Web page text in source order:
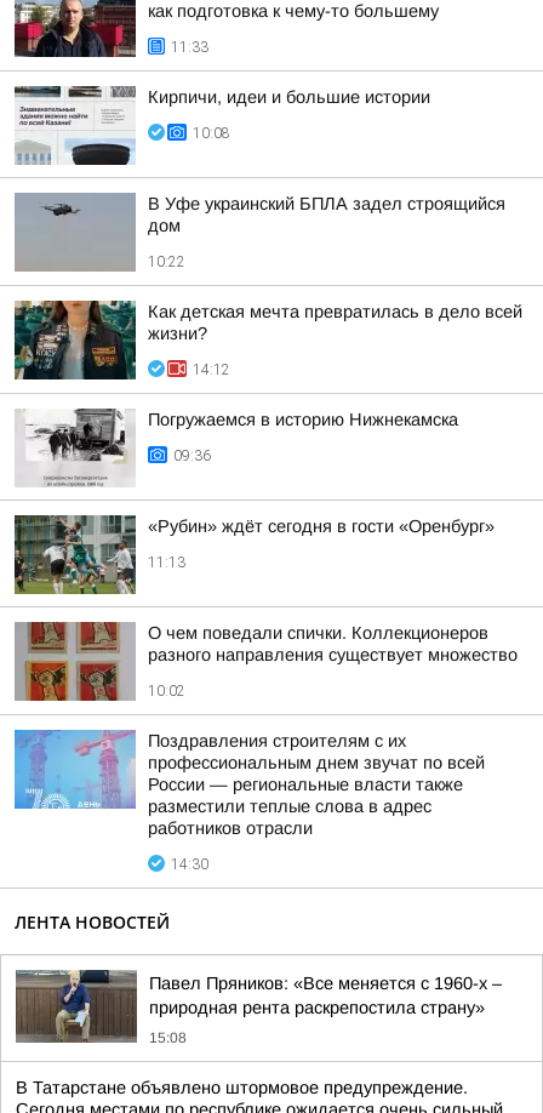
как подготовка к чему-то большему
11:33
Кирпичи, идеи и большие истории
10:08
В Уфе украинский БПЛА задел строящийся
дом
10:22
Как детская мечта превратилась в дело всей
жизни?
14:12
Погружаемся в историю Нижнекамска
09:36
«Рубин» ждёт сегодня в гости «Оренбург»
11:13
О чем поведали спички. Коллекционеров
разного направления существует множество
10:02
Поздравления строителям с их
профессиональным днем звучат по всей
России — региональные власти также
разместили теплые слова в адрес
работников отрасли
14:30
ЛЕНТА НОВОСТЕЙ
Павел Пряников: «Все меняется с 1960-х –
природная рента раскрепостила страну»
15:08
В Татарстане объявлено штормовое предупреждение.